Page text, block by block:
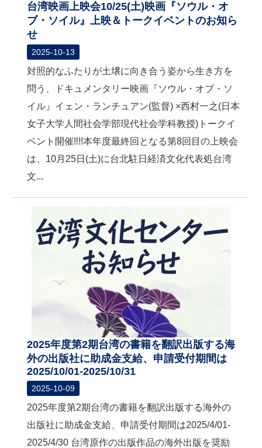
台湾映画上映会10/25(土)映画『ソウル・オ
ブ・ソイル』上映＆トークイベントのお知ら
せ
2025-10-13
対照的なふたりが土壌に向き合う姿から生き方を
問う、ドキュメンタリー映画『ソウル・オブ・ソ
イル』イェン・ランチュアン(監督) ×西村一之(日本
女子大学人間社会学部現代社会学科教授)トークイ
ベント開催‼!!本年度最終回となる第8回目の上映会
は、10月25日(土)に台北駐日経済文化代表処台湾
文...
2025年度第2期台湾の書籍を翻訳出版する海
外の出版社に助成金支給、申請受付期間は
2025/10/01-2025/10/31
2025-10-09
2025年度第2期台湾の書籍を翻訳出版する海外の
出版社に助成金支給、申請受付期間は2025/4/01-
2025/4/30 台湾原作の出版作品の海外出版を奨励